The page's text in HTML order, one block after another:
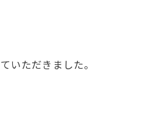
いただきました。